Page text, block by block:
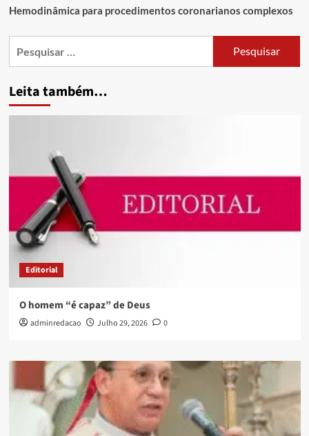
Hemodinâmica para procedimentos coronarianos complexos
Leita também…
Editorial
O homem “é capaz” de Deus
adminredacao Julho 29, 2026 0